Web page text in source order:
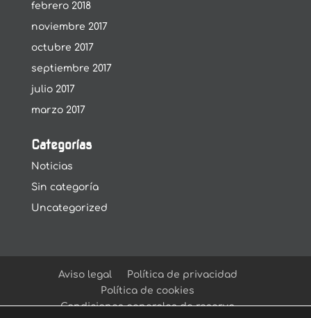
febrero 2018
noviembre 2017
octubre 2017
septiembre 2017
julio 2017
marzo 2017
Categorías
Noticias
Sin categoría
Uncategorized
Aviso legal
Política de privacidad
Política de cookies
Condiciones generales de reserva